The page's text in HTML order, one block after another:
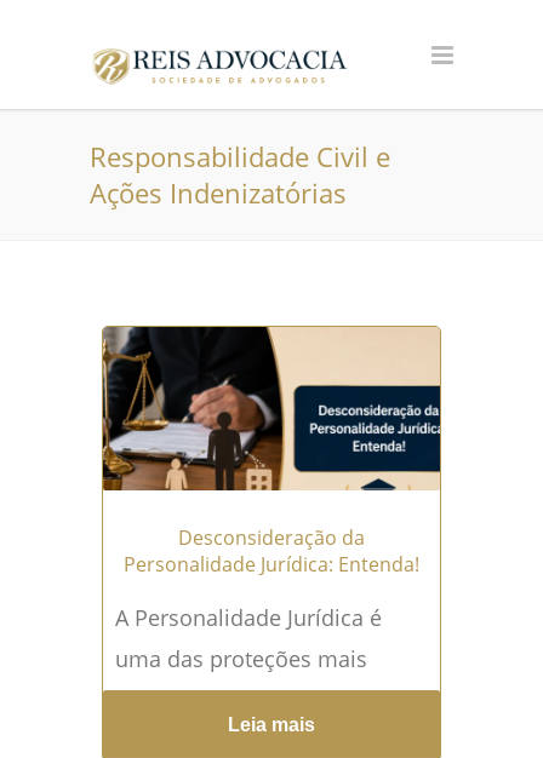
Responsabilidade Civil e
Ações Indenizatórias
Desconsideração da
Personalidade Jurídica: Entenda!
A Personalidade Jurídica é
uma das proteções mais
importantes para quem abre
uma empresa, participa de
Leia mais